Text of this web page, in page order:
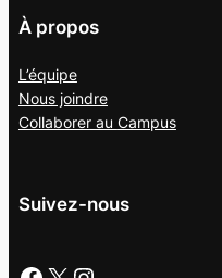
À propos
L’équipe
Nous joindre
Collaborer au Campus
Suivez-nous